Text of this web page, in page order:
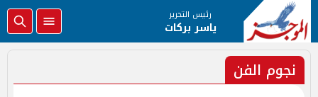
رئيس التحرير
ياسر بركات
نجوم الفن